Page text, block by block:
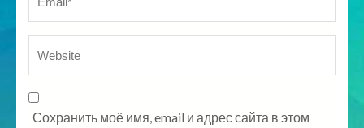
Сохранить моё имя, email и адрес сайта в этом